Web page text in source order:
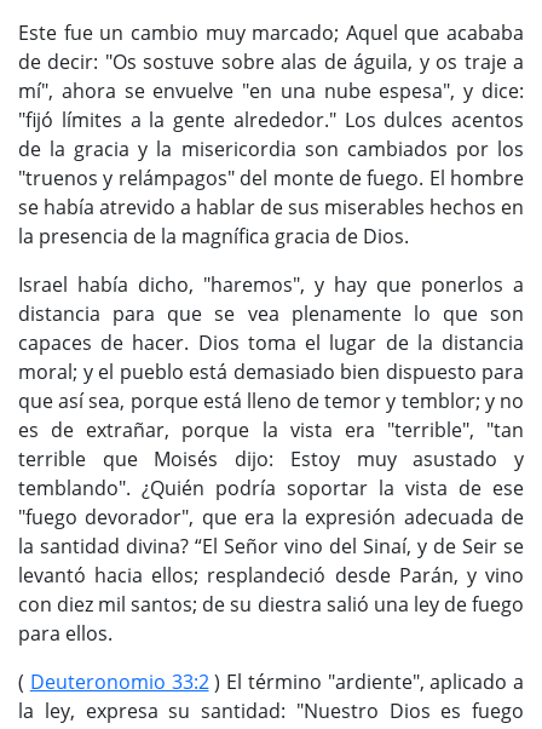
Este fue un cambio muy marcado; Aquel que acababa
de decir: "Os sostuve sobre alas de águila, y os traje a
mí", ahora se envuelve "en una nube espesa", y dice:
"fijó límites a la gente alrededor." Los dulces acentos
de la gracia y la misericordia son cambiados por los
"truenos y relámpagos" del monte de fuego. El hombre
se había atrevido a hablar de sus miserables hechos en
la presencia de la magnífica gracia de Dios.
Israel había dicho, "haremos", y hay que ponerlos a
distancia para que se vea plenamente lo que son
capaces de hacer. Dios toma el lugar de la distancia
moral; y el pueblo está demasiado bien dispuesto para
que así sea, porque está lleno de temor y temblor; y no
es de extrañar, porque la vista era "terrible", "tan
terrible que Moisés dijo: Estoy muy asustado y
temblando". ¿Quién podría soportar la vista de ese
"fuego devorador", que era la expresión adecuada de
la santidad divina? “El Señor vino del Sinaí, y de Seir se
levantó hacia ellos; resplandeció desde Parán, y vino
con diez mil santos; de su diestra salió una ley de fuego
para ellos.
( Deuteronomio 33:2) El término "ardiente", aplicado a
la ley, expresa su santidad: "Nuestro Dios es fuego